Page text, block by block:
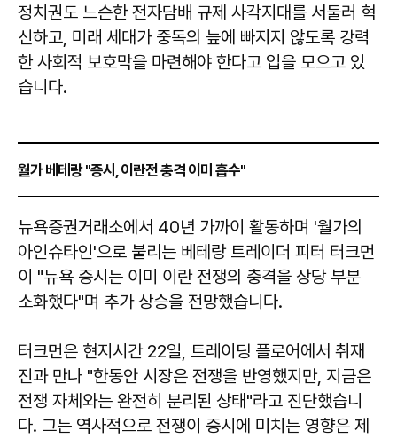
정치권도 느슨한 전자담배 규제 사각지대를 서둘러 혁
신하고, 미래 세대가 중독의 늪에 빠지지 않도록 강력
한 사회적 보호막을 마련해야 한다고 입을 모으고 있
습니다.
월가 베테랑 "증시, 이란전 충격 이미 흡수"
​​​​​​​뉴욕증권거래소에서 40년 가까이 활동하며 '월가의
아인슈타인'으로 불리는 베테랑 트레이더 피터 터크먼
이 "뉴욕 증시는 이미 이란 전쟁의 충격을 상당 부분
소화했다"며 추가 상승을 전망했습니다.
터크먼은 현지시간 22일, 트레이딩 플로어에서 취재
진과 만나 "한동안 시장은 전쟁을 반영했지만, 지금은
전쟁 자체와는 완전히 분리된 상태"라고 진단했습니
다. 그는 역사적으로 전쟁이 증시에 미치는 영향은 제